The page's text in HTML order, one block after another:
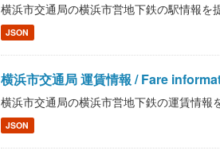
横浜市交通局の横浜市営地下鉄の駅情報
JSON
横浜市交通局 運賃情報 / Fare
横浜市交通局の横浜市営地下鉄の運賃情
JSON